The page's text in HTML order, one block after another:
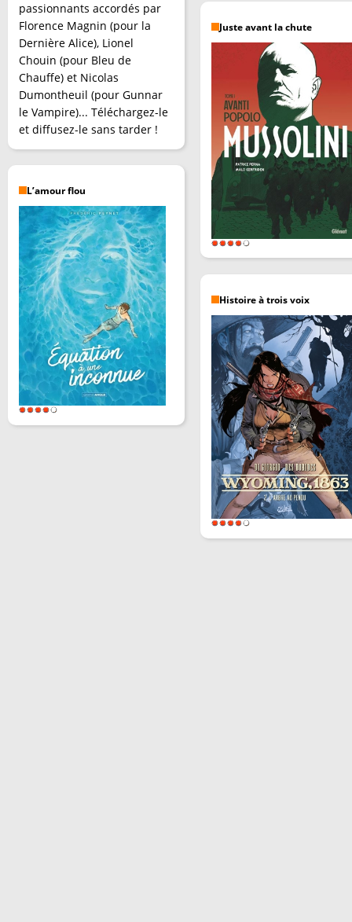
passionnants accordés par
Florence Magnin (pour la
Dernière Alice), Lionel
Chouin (pour Bleu de
Chauffe) et Nicolas
Dumontheuil (pour Gunnar
le Vampire)... Téléchargez-le
et diffusez-le sans tarder !
L’amour flou
Juste avant la chute
Histoire à trois voix